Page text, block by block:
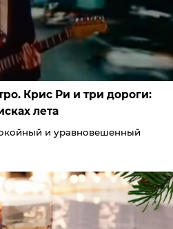
Крис Ри и три дороги:
лета
и уравновешенный